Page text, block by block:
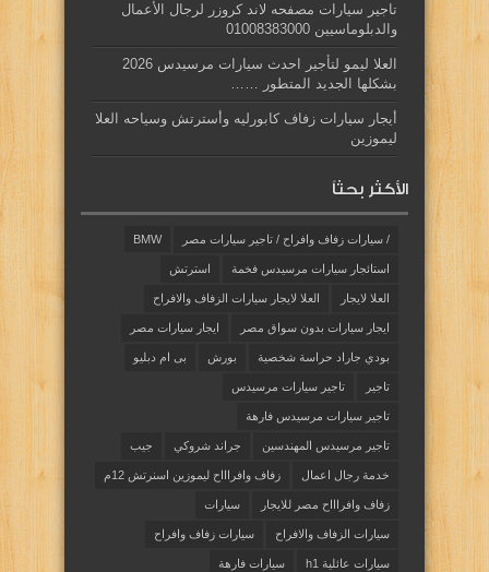
تاجير سيارات مصفحه لاند كروزر لرجال الأعمال
والدبلوماسيين 01008383000
العلا ليمو لتأجير احدث سيارات مرسيدس 2026
بشكلها الجديد المتطور ……
أيجار سيارات زفاف كابورليه وأسترتش وسياحه العلا
ليموزين
الأكثر بحثاً
/ سيارات زفاف وافراح / تاجير سيارات مصر BMW
استائجار سيارات مرسيدس فخمة استرتش
العلا لايجار العلا لايجار سيارات الزفاف والافراح
ايجار سيارات بدون سواق مصر ايجار سيارات مصر
بودي جاراد حراسة شخصية بورش بى ام دبليو
تاجير تاجير سيارات مرسيدس
تاجير سيارات مرسيدس فارهة
تاجير مرسيدس المهندسين جراند شروكي جيب
خدمة رجال اعمال زفاف وافراااح ليموزين اسنرتش 12م
زفاف وافراااح مصر للايجار سيارات
سيارات الزفاف والافراح سيارات زفاف وافراح
سيارات عائلية h1 سيارات فارهة